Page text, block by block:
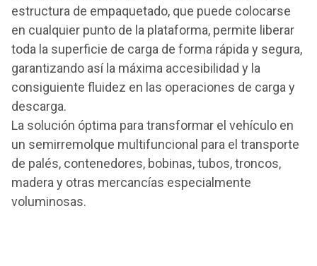
estructura de empaquetado, que puede colocarse
en cualquier punto de la plataforma, permite liberar
toda la superficie de carga de forma rápida y segura,
garantizando así la máxima accesibilidad y la
consiguiente fluidez en las operaciones de carga y
descarga.
La solución óptima para transformar el vehículo en
un semirremolque multifuncional para el transporte
de palés, contenedores, bobinas, tubos, troncos,
madera y otras mercancías especialmente
voluminosas.